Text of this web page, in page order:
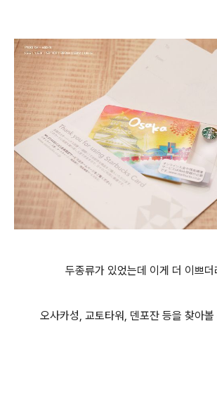
두종류가 있었는데 이게 더 이쁘더
오사카성, 교토타워, 덴포잔 등을 찾아